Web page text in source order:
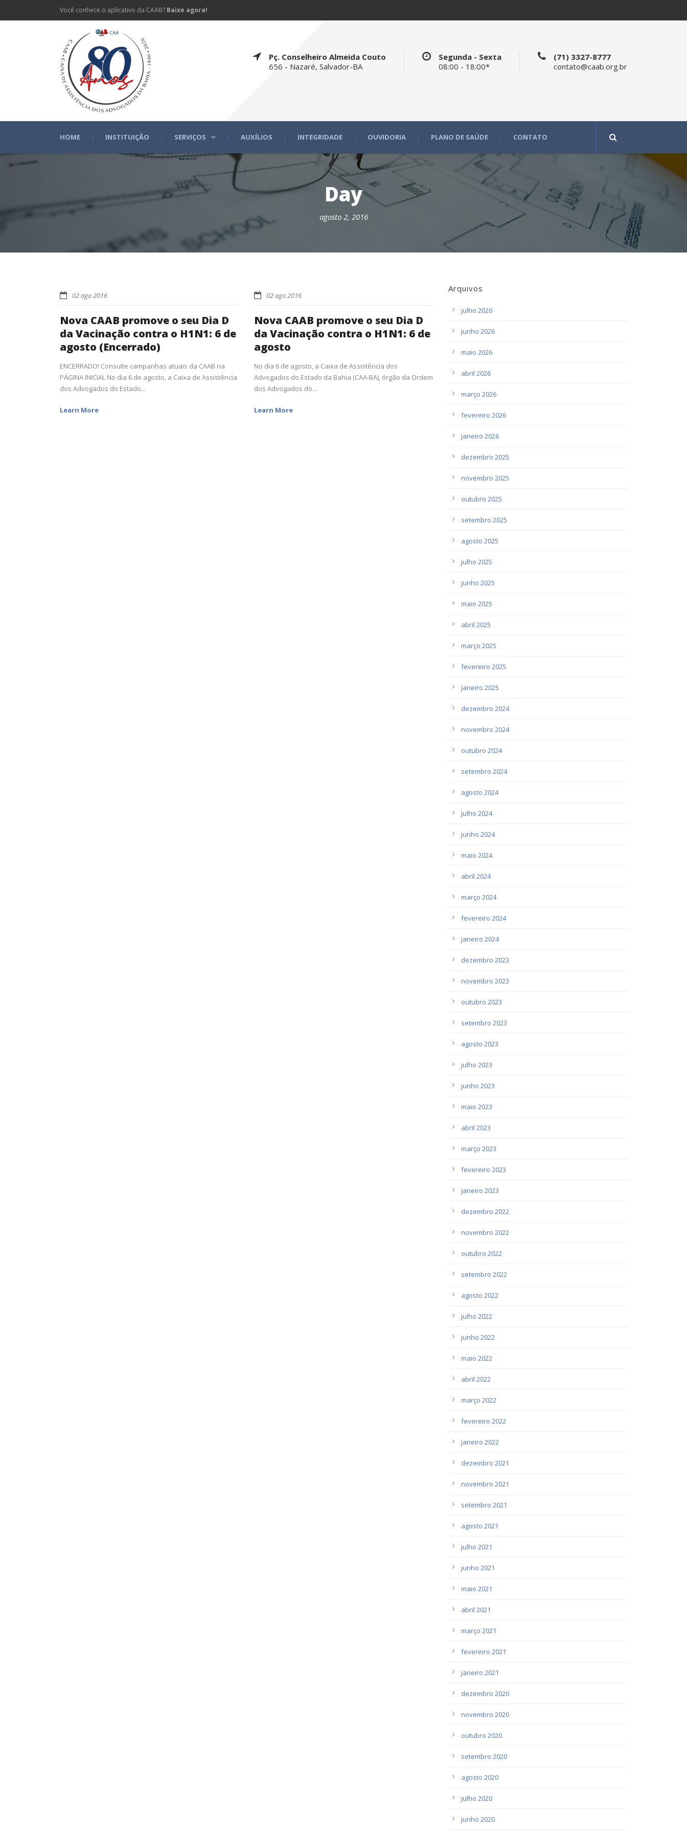
Você conhece o aplicativo da CAAB? Baixe agora!
Pç. Conselheiro Almeida Couto
656 - Nazaré, Salvador-BA
Segunda - Sexta
08:00 - 18:00*
(71) 3327-8777
contato@caab.org.br
HOME INSTITUIÇÃO SERVIÇOS AUXÍLIOS INTEGRIDADE OUVIDORIA PLANO DE SAÚDE CONTATO
Day
agosto 2, 2016
02 ago 2016
Nova CAAB promove o seu Dia D
da Vacinação contra o H1N1: 6 de
agosto (Encerrado)
ENCERRADO! Consulte campanhas atuais da CAAB na
PÁGINA INICIAL No dia 6 de agosto, a Caixa de Assistência
dos Advogados do Estado...
Learn More
02 ago 2016
Nova CAAB promove o seu Dia D
da Vacinação contra o H1N1: 6 de
agosto
No dia 6 de agosto, a Caixa de Assistência dos
Advogados do Estado da Bahia (CAA-BA), órgão da Ordem
dos Advogados do...
Learn More
Arquivos
julho 2026
junho 2026
maio 2026
abril 2026
março 2026
fevereiro 2026
janeiro 2026
dezembro 2025
novembro 2025
outubro 2025
setembro 2025
agosto 2025
julho 2025
junho 2025
maio 2025
abril 2025
março 2025
fevereiro 2025
janeiro 2025
dezembro 2024
novembro 2024
outubro 2024
setembro 2024
agosto 2024
julho 2024
junho 2024
maio 2024
abril 2024
março 2024
fevereiro 2024
janeiro 2024
dezembro 2023
novembro 2023
outubro 2023
setembro 2023
agosto 2023
julho 2023
junho 2023
maio 2023
abril 2023
março 2023
fevereiro 2023
janeiro 2023
dezembro 2022
novembro 2022
outubro 2022
setembro 2022
agosto 2022
julho 2022
junho 2022
maio 2022
abril 2022
março 2022
fevereiro 2022
janeiro 2022
dezembro 2021
novembro 2021
setembro 2021
agosto 2021
julho 2021
junho 2021
maio 2021
abril 2021
março 2021
fevereiro 2021
janeiro 2021
dezembro 2020
novembro 2020
outubro 2020
setembro 2020
agosto 2020
julho 2020
junho 2020